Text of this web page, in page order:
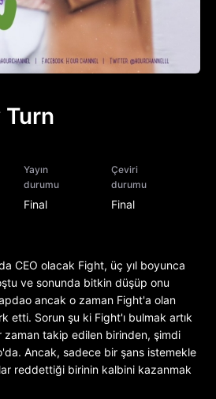
Turn
Yayın
durumu
Final
Çeviri
durumu
Final
CEO olacak Fight, üç yıl boyunca
ve sonunda bitkin düşüp onu
ancak o zaman Fight'a olan
etti. Sorun şu ki Fight'ı bulmak artık
takip edilen birinden, şimdi
Ancak, sadece bir şans istemekle
reddettiği birinin kalbini kazanmak